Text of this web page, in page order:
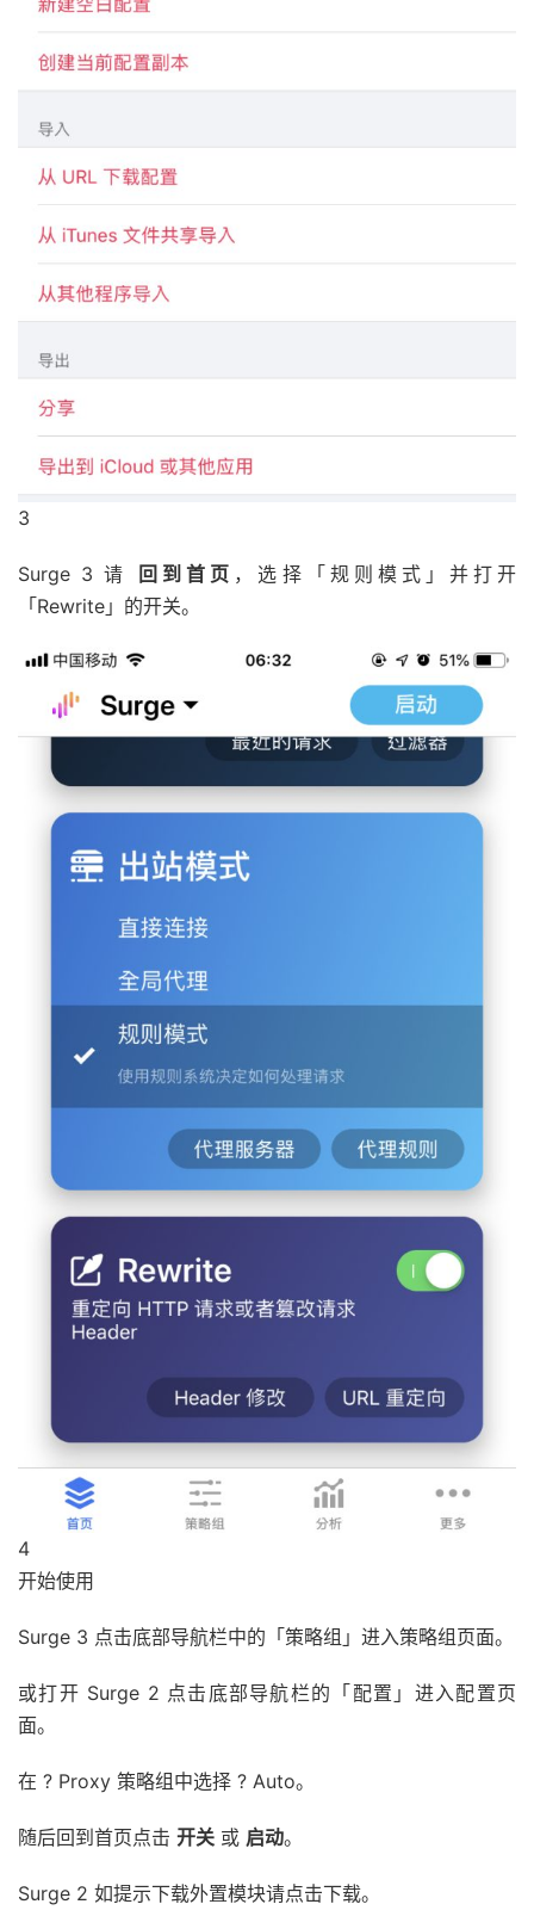
3
Surge 3 请 回到首页 ，选择「规则模式」并打开
「Rewrite」的开关。
4
开始使用
Surge 3 点击底部导航栏中的「策略组」进入策略组页面。
或打开 Surge 2 点击底部导航栏的「配置」进入配置页
面。
在 ? Proxy 策略组中选择 ? Auto。
随后回到首页点击 开关 或 启动。
Surge 2 如提示下载外置模块请点击下载。